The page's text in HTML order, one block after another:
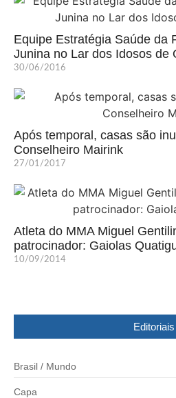
Equipe Estratégia Saúde da
Junina no Lar dos Idosos de
30/06/2016
Após temporal, casas são
Conselheiro Mairink
27/01/2017
Atleta do MMA Miguel
patrocinador: Gaiolas
10/09/2014
Editoriais
Brasil / Mundo
Capa